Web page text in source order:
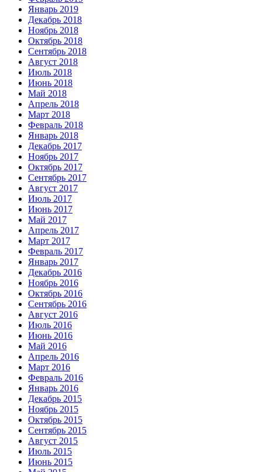
Январь 2019
Декабрь 2018
Ноябрь 2018
Октябрь 2018
Сентябрь 2018
Август 2018
Июль 2018
Июнь 2018
Май 2018
Апрель 2018
Март 2018
Февраль 2018
Январь 2018
Декабрь 2017
Ноябрь 2017
Октябрь 2017
Сентябрь 2017
Август 2017
Июль 2017
Июнь 2017
Май 2017
Апрель 2017
Март 2017
Февраль 2017
Январь 2017
Декабрь 2016
Ноябрь 2016
Октябрь 2016
Сентябрь 2016
Август 2016
Июль 2016
Июнь 2016
Май 2016
Апрель 2016
Март 2016
Февраль 2016
Январь 2016
Декабрь 2015
Ноябрь 2015
Октябрь 2015
Сентябрь 2015
Август 2015
Июль 2015
Июнь 2015